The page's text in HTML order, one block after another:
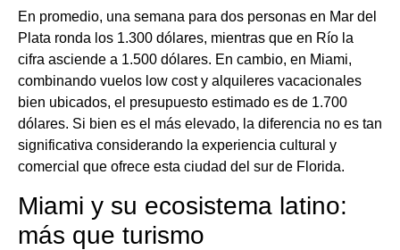
En promedio, una semana para dos personas en Mar del
Plata ronda los 1.300 dólares, mientras que en Río la
cifra asciende a 1.500 dólares. En cambio, en Miami,
combinando vuelos low cost y alquileres vacacionales
bien ubicados, el presupuesto estimado es de 1.700
dólares. Si bien es el más elevado, la diferencia no es tan
significativa considerando la experiencia cultural y
comercial que ofrece esta ciudad del sur de Florida.
Miami y su ecosistema latino:
más que turismo